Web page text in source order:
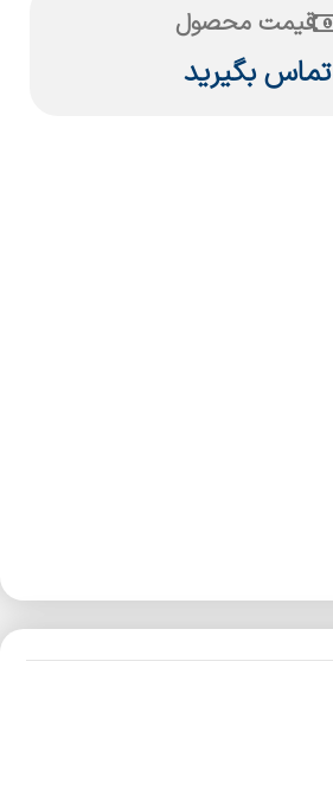
قیمت محصول
تماس بگیرید